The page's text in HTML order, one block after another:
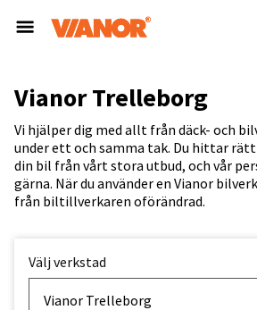
Vianor Trelleborg
Vi hjälper dig med allt från däck- och
under ett och samma tak. Du hittar
din bil från vårt stora utbud, och vår
gärna. När du använder en Vianor
från biltillverkaren oförändrad.
Välj verkstad
Vianor Trelleborg